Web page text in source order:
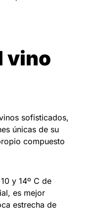
vino
sofisticados,
únicas de su
compuesto
y 14º C de
es mejor
estrecha de